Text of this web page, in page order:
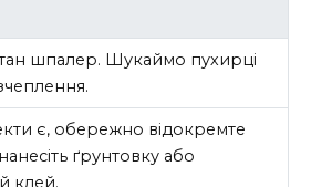
шпалер. Шукаймо пухирці
є, обережно відокремте
ґрунтовку або
клей.